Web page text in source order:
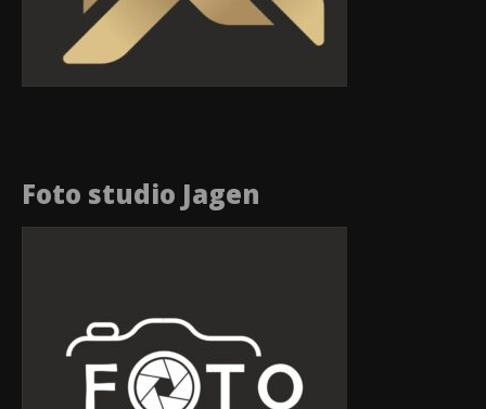
Foto studio Jagen